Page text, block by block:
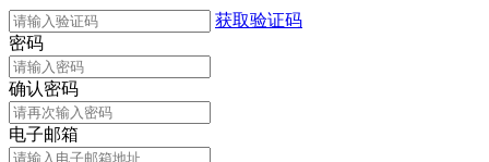
获取验证码
密码
确认密码
电子邮箱